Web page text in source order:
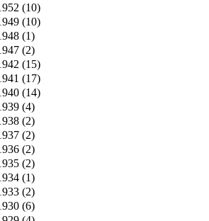
(10)
(10)
(1)
(2)
(15)
(17)
(14)
(4)
(2)
(2)
(2)
(2)
(1)
(2)
(6)